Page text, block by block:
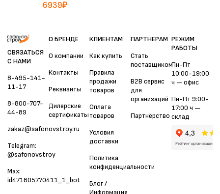
6939₽
СВЯЗАТЬСЯ
С НАМИ
8-495-141-
11-17
8-800-707-
44-89
zakaz@safonovstroy.ru
Telegram:
@safonovstroy
Max:
id471605770411_1_bot
О БРЕНДЕ
О компании
Контакты
Реквизиты
Дилерские
сертификаты
КЛИЕНТАМ
Как купить
Правила
продажи
товаров
Оплата
товаров
Условия
доставки
Политика
конфиденциальности
Блог /
ПАРТНЕРАМ
Стать
поставщиком
B2B сервис
для
организаций
Партнёрство
РЕЖИМ
РАБОТЫ
Пн-Пт
10:00-19:00
ч — офис
Пн-Пт 9:00-
17:00 ч —
склад